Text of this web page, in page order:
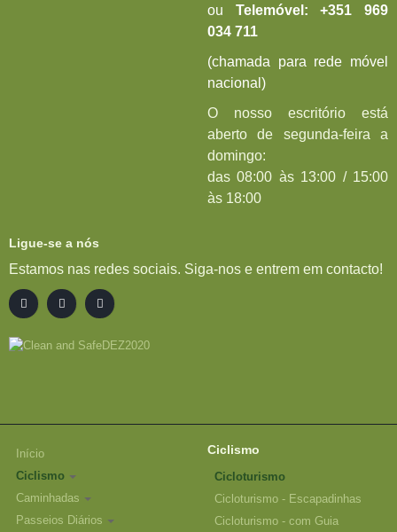
ou Telemóvel: +351 969
034 711
(chamada para rede móvel
nacional)
O nosso escritório está
aberto de segunda-feira a
domingo:
das 08:00 às 13:00 / 15:00
às 18:00
Ligue-se a nós
Estamos nas redes sociais. Siga-nos e entrem em contacto!
Início
Ciclismo
Caminhadas
Passeios Diários
Ciclismo
Cicloturismo
Cicloturismo - Escapadinhas
Cicloturismo - com Guia